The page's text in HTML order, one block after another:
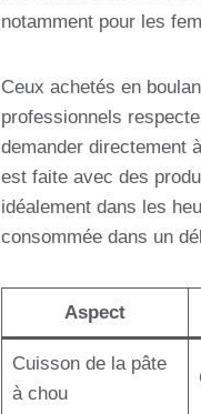
notamment pour les
Ceux achetés en
professionnels
demander directement
est faite avec des
idéalement dans les
consommée dans un
Aspect
Cuisson de la pâte
à chou